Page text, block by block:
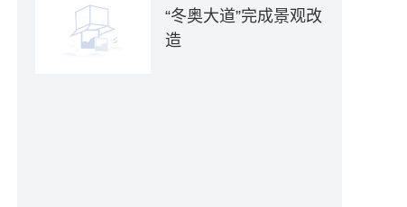
“冬奥大道”完成景观改
造